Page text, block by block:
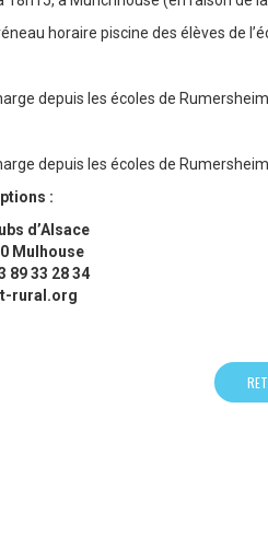
horaire piscine des élèves de
depuis les écoles de
depuis les écoles de
:
d’Alsace
Mulhouse
89 33 28 34
rural.org